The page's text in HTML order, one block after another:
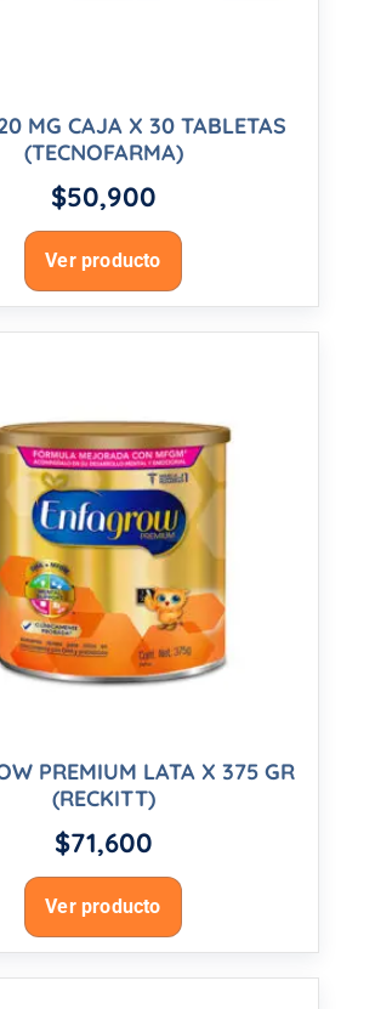
MG CAJA X 30 TABLETAS
(TECNOFARMA)
$50,900
Ver producto
PREMIUM LATA X 375 GR
(RECKITT)
$71,600
Ver producto